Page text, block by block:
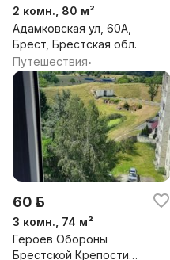
2 комн., 80 м²
Адамковская ул, 60А,
Брест, Брестская обл.
Путешествия•
60 р.
3 комн., 74 м²
Героев Обороны
Брестской Крепости